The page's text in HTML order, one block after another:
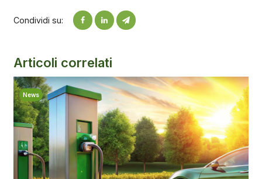
Condividi su:
Articoli correlati
News